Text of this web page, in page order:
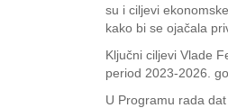
su i ciljevi
kako bi se ojačala
Ključni ciljevi Vlade
period 2023-2026.
U Programu rada